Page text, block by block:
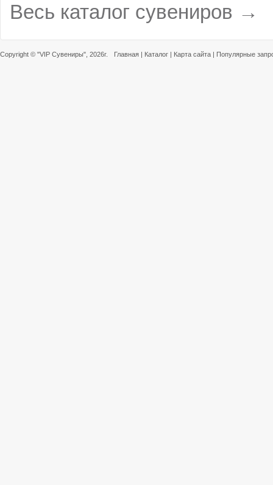
Весь каталог сувениров →
Copyright © "VIP Сувениры" , 2026г. Главная | Каталог | Карта сайта | Популярные